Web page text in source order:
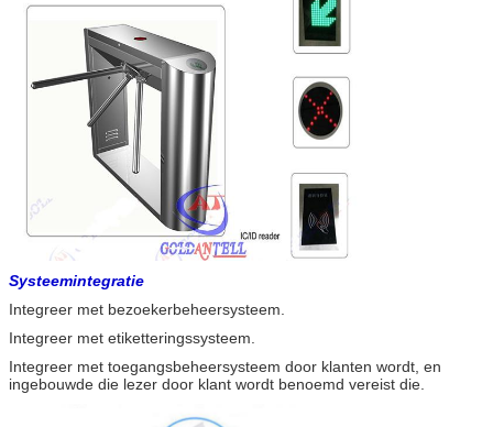
Systeemintegratie
Integreer met bezoekerbeheersysteem.
Integreer met etiketteringssysteem.
Integreer met toegangsbeheersysteem door klanten wordt, en
ingebouwde die lezer door klant wordt benoemd vereist die.